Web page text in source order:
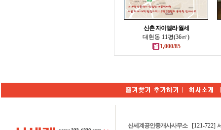
신촌 자이엘라 월세
대현동 11평(36㎡)
1,000/85
신세계공인중개사사무소[121-722]